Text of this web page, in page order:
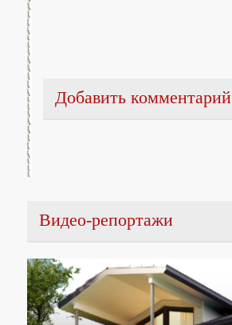
Добавить комментарий
Видео-репортажи